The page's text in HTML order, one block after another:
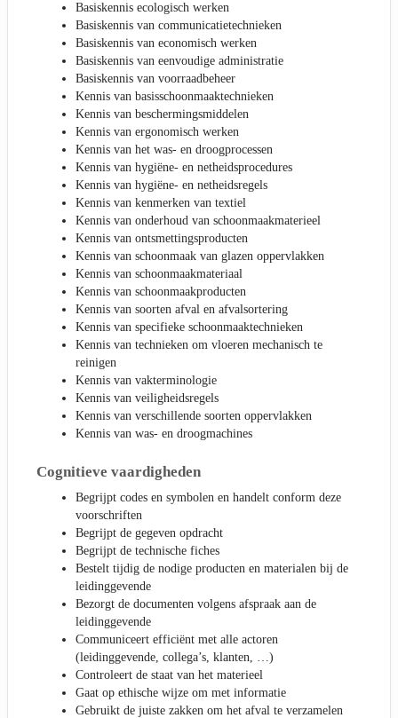
Basiskennis ecologisch werken
Basiskennis van communicatietechnieken
Basiskennis van economisch werken
Basiskennis van eenvoudige administratie
Basiskennis van voorraadbeheer
Kennis van basisschoonmaaktechnieken
Kennis van beschermingsmiddelen
Kennis van ergonomisch werken
Kennis van het was- en droogprocessen
Kennis van hygiëne- en netheidsprocedures
Kennis van hygiëne- en netheidsregels
Kennis van kenmerken van textiel
Kennis van onderhoud van schoonmaakmaterieel
Kennis van ontsmettingsproducten
Kennis van schoonmaak van glazen oppervlakken
Kennis van schoonmaakmateriaal
Kennis van schoonmaakproducten
Kennis van soorten afval en afvalsortering
Kennis van specifieke schoonmaaktechnieken
Kennis van technieken om vloeren mechanisch te
reinigen
Kennis van vakterminologie
Kennis van veiligheidsregels
Kennis van verschillende soorten oppervlakken
Kennis van was- en droogmachines
Cognitieve vaardigheden
Begrijpt codes en symbolen en handelt conform deze
voorschriften
Begrijpt de gegeven opdracht
Begrijpt de technische fiches
Bestelt tijdig de nodige producten en materialen bij de
leidinggevende
Bezorgt de documenten volgens afspraak aan de
leidinggevende
Communiceert efficiënt met alle actoren
(leidinggevende, collega’s, klanten, …)
Controleert de staat van het materieel
Gaat op ethische wijze om met informatie
Gebruikt de juiste zakken om het afval te verzamelen